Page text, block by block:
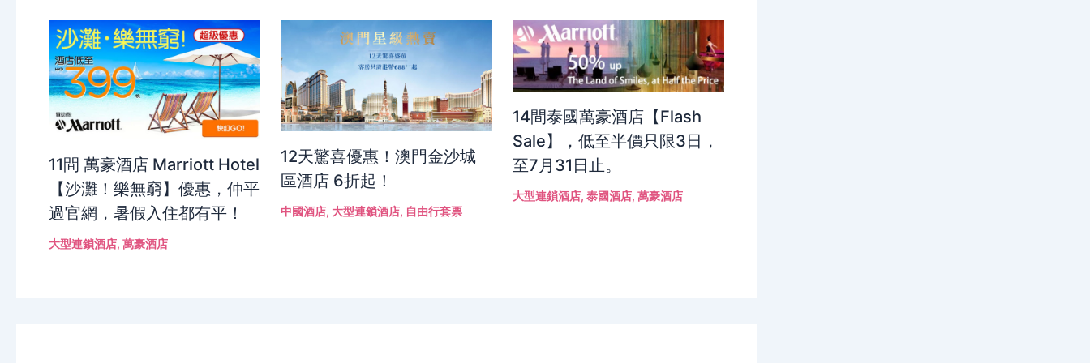
11間 萬豪酒店 Marriott Hotel
【沙灘！樂無窮】優惠，仲平
過官網，暑假入住都有平！
大型連鎖酒店, 萬豪酒店
12天驚喜優惠！澳門金沙城
區酒店 6折起！
中國酒店, 大型連鎖酒店, 自由行套票
14間泰國萬豪酒店【Flash
Sale】，低至半價只限3日，
至7月31日止。
大型連鎖酒店, 泰國酒店, 萬豪酒店